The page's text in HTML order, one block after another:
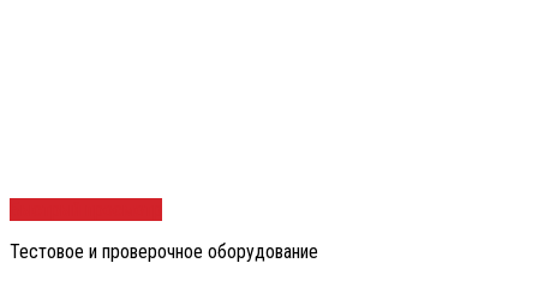
Тестовое и проверочное оборудование